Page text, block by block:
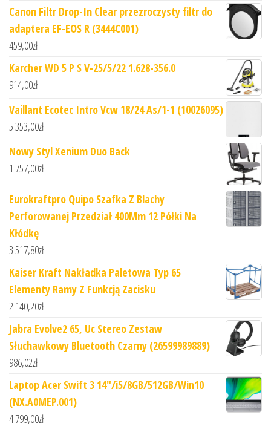
Canon Filtr Drop-In Clear przezroczysty filtr do
adaptera EF-EOS R (3444C001)
459,00zł
Karcher WD 5 P S V-25/5/22 1.628-356.0
914,00zł
Vaillant Ecotec Intro Vcw 18/24 As/1-1 (10026095)
5 353,00zł
Nowy Styl Xenium Duo Back
1 757,00zł
Eurokraftpro Quipo Szafka Z Blachy
Perforowanej Przedział 400Mm 12 Półki Na
Kłódkę
3 517,80zł
Kaiser Kraft Nakładka Paletowa Typ 65
Elementy Ramy Z Funkcją Zacisku
2 140,20zł
Jabra Evolve2 65, Uc Stereo Zestaw
Słuchawkowy Bluetooth Czarny (26599989889)
986,02zł
Laptop Acer Swift 3 14"/i5/8GB/512GB/Win10
(NX.A0MEP.001)
4 799,00zł